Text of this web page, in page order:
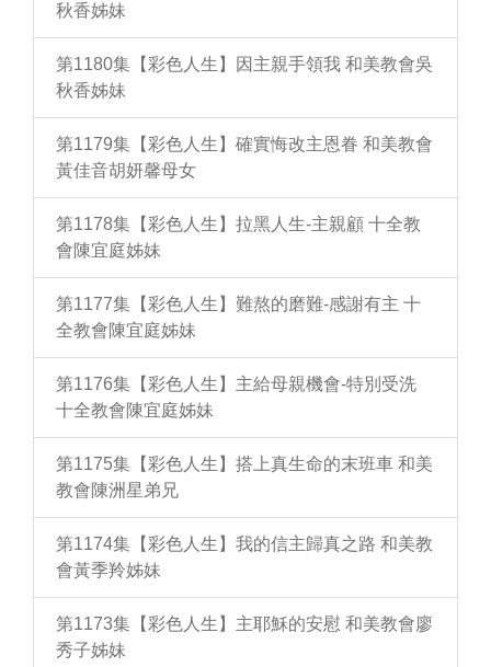
秋香姊妹
第1180集【彩色人生】因主親手領我 和美教會吳
秋香姊妹
第1179集【彩色人生】確實悔改主恩眷 和美教會
黃佳音胡妍馨母女
第1178集【彩色人生】拉黑人生-主親顧 十全教
會陳宜庭姊妹
第1177集【彩色人生】難熬的磨難-感謝有主 十
全教會陳宜庭姊妹
第1176集【彩色人生】主給母親機會-特別受洗
十全教會陳宜庭姊妹
第1175集【彩色人生】搭上真生命的末班車 和美
教會陳洲星弟兄
第1174集【彩色人生】我的信主歸真之路 和美教
會黃季羚姊妹
第1173集【彩色人生】主耶穌的安慰 和美教會廖
秀子姊妹